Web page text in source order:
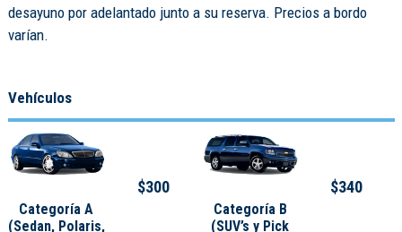
desayuno por adelantado junto a su reserva. Precios a bordo
varían.
Vehículos
Categoría A
(Sedan, Polaris,
$300
Categoría B
(SUV’s y Pick
$340